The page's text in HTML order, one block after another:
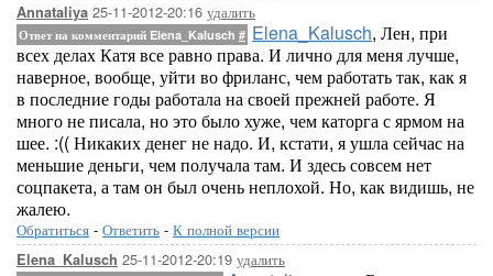
Annataliya 25-11-2012-20:16 удалить
Ответ на комментарий Elena_Kalusch # Elena_Kalusch, Лен, при
всех делах Катя все равно права. И лично для меня лучше,
наверное, вообще, уйти во фриланс, чем работать так, как я
в последние годы работала на своей прежней работе. Я
много не писала, но это было хуже, чем каторга с ярмом на
шее. :(( Никаких денег не надо. И, кстати, я ушла сейчас на
меньшие деньги, чем получала там. И здесь совсем нет
соцпакета, а там он был очень неплохой. Но, как видишь, не
жалею.
Обратиться - Ответить - К полной версии
Elena_Kalusch 25-11-2012-20:19 удалить